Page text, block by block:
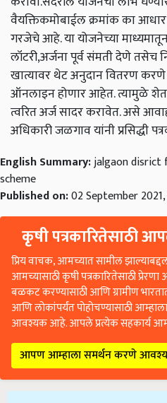
वैयक्तिकमोबाईल क्रमांक का
गरजेचे आहे. या योजनेच्या
लॉटरी,अर्जना पूर्व संमती देणे तसेच
खात्यावर थेट अनुदान वितरण करणे
ऑनलाइन होणार आहेत. त्यामुळे
त्वरित अर्ज सादर करावेत. असे
अधिकारी जळगाव यांनी प्रसिद्धी
English Summary:jalgaon disrict
scheme
Published on:02 September
कृषी पत्रकारितेसाठी
प्रिय वाचक, आमच्यात सामील
आमच्यासाठी कृषी पत्रकारितेसाठी
बळकट करण्यासाठी आणि ग्रामीण
आणि लोकांपर्यंत पोहोचण्यासाठी
आवश्यक आहे. आपले प्रत्येक सहकार्य
आपण आम्हाला समर्थन करणे